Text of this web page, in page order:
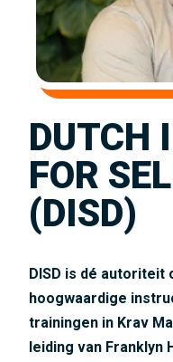
DUTCH
FOR
(DISD)
DISD is dé autoriteit
hoogwaardige
trainingen in Krav
leiding van Franklyn